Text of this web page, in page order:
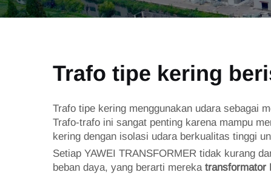
Trafo tipe kering
Trafo tipe kering menggunakan udara sebagai
Trafo-trafo ini sangat penting karena mampu
kering dengan isolasi udara berkualitas tinggi
Setiap YAWEI TRANSFORMER tidak kurang
beban daya, yang berarti mereka transformator